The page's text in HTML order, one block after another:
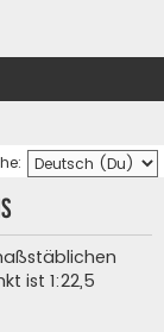
ist 1:22,5